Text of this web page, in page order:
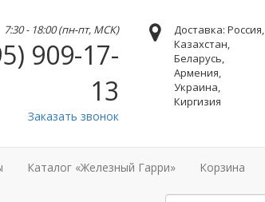
7:30 - 18:00 (пн-пт, МСК)
909-17-
13
Заказать звонок
Доставка: Россия,
Казахстан,
Беларусь,
Армения,
Украина,
Киргизия
Каталог «Железный Гарри» Корзина